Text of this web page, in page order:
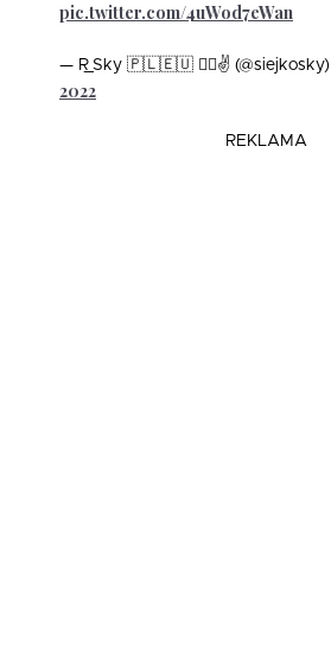
pic.twitter.com/4uWod7eWan
— R_Sky 🇵🇱🇪🇺 🏳️‍🌈✌️ (@siejkosky)
2022
REKLAMA